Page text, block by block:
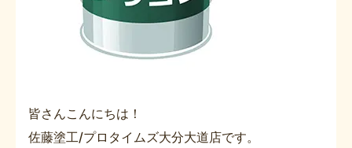
皆さんこんにちは！
佐藤塗工/プロタイムズ大分大道店です。